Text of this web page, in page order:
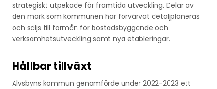
strategiskt utpekade för framtida utveckling. Delar av
den mark som kommunen har förvärvat detaljplaneras
och säljs till förmån för bostadsbyggande och
verksamhetsutveckling samt nya etableringar.
Hållbar tillväxt
Älvsbyns kommun genomförde under 2022-2023 ett